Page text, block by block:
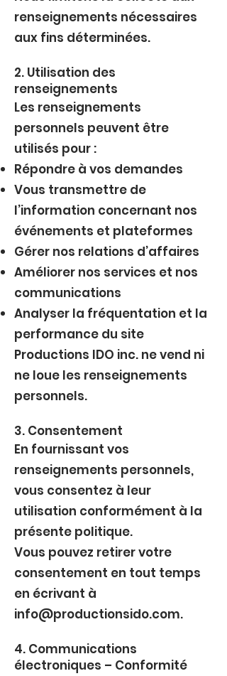
renseignements nécessaires
aux fins déterminées.
2. Utilisation des
renseignements
Les renseignements
personnels peuvent être
utilisés pour :
Répondre à vos demandes
Vous transmettre de
l’information concernant nos
événements et plateformes
Gérer nos relations d’affaires
Améliorer nos services et nos
communications
Analyser la fréquentation et la
performance du site
Productions IDO inc. ne vend ni
ne loue les renseignements
personnels.
3. Consentement
En fournissant vos
renseignements personnels,
vous consentez à leur
utilisation conformément à la
présente politique.
Vous pouvez retirer votre
consentement en tout temps
en écrivant à
info@productionsido.com.
4. Communications
électroniques – Conformité